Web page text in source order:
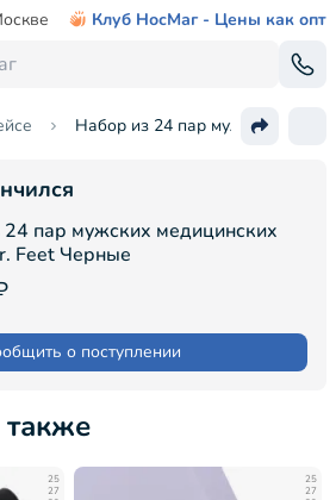
Клуб НосМаг - Цены как опт
Набор из 24 пар мужских
пар мужских медицинских
Feet Черные
о поступлении
25
27
25
27